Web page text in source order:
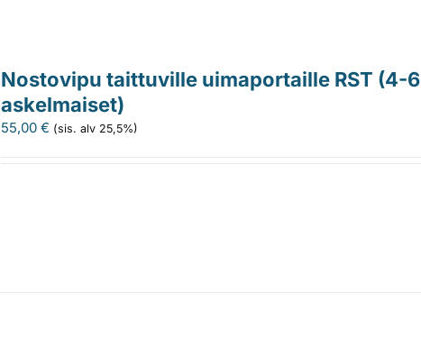
Nostovipu taittuville uimaportaille RST (4-6
askelmaiset)
55,00€ (sis. alv 25,5%)